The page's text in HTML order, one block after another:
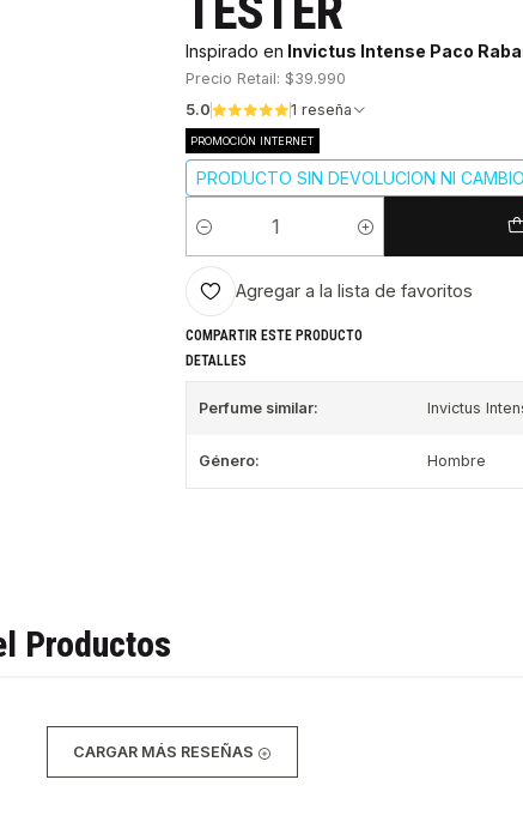
Inspirado en Invictus Intense Paco
Precio Retail: $39.990
5.0
1 reseña
PROMOCIÓN INTERNET
PRODUCTO SIN DEVOLUCION NI CAMBIO
Cantidad
Agregar a la lista de favoritos
COMPARTIR ESTE PRODUCTO
DETALLES
Perfume similar: Invictus
Género: Hombre
Productos
CARGAR MÁS RESEÑAS